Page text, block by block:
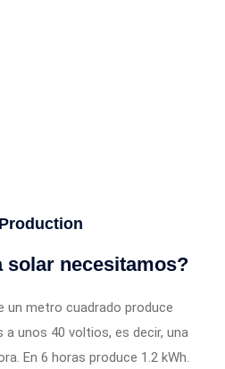
solar necesitamos?
un metro cuadrado produce
unos 40 voltios, es decir, una
En 6 horas produce 1.2 kWh.